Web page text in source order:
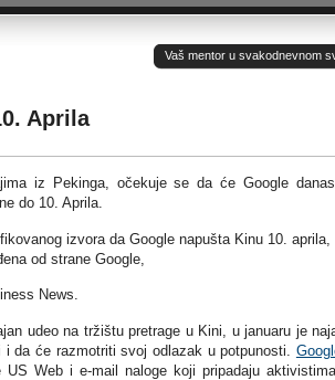
Vaš mentor u svakodnevnom
Aprila
iz Pekinga, očekuje se da će Google
do 10. Aprila.
izvora da Google napušta Kinu 10. aprila,
od strane Google,
News.
udeo na tržištu pretrage u Kini, u januaru je
i da će razmotriti svoj odlazak u potpunosti.
Web i e-mail naloge koji pripadaju